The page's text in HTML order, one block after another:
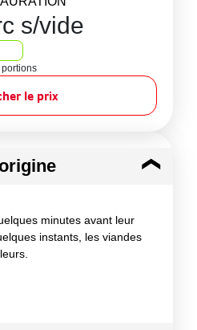
s/vide
le prix
minutes avant leur
instants, les viandes